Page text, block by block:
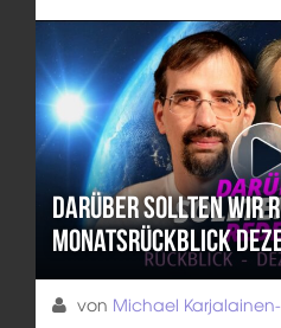
Darüber sollten wir
Monatsrückblick
von Michael